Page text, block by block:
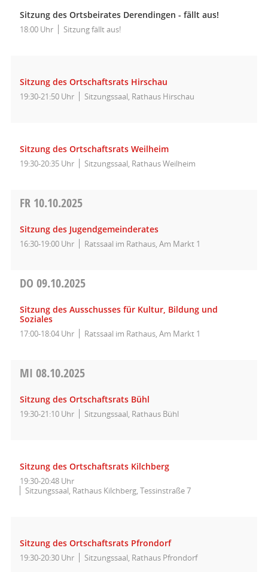
Sitzung des Ortsbeirates Derendingen - fällt aus!
18:00 Uhr Sitzung fällt aus!
Sitzung des Ortschaftsrats Hirschau
19:30-21:50 Uhr Sitzungssaal, Rathaus Hirschau
Sitzung des Ortschaftsrats Weilheim
19:30-20:35 Uhr Sitzungssaal, Rathaus Weilheim
FR 10.10.2025
Sitzung des Jugendgemeinderates
16:30-19:00 Uhr Ratssaal im Rathaus, Am Markt 1
DO 09.10.2025
Sitzung des Ausschusses für Kultur, Bildung und
Soziales
17:00-18:04 Uhr Ratssaal im Rathaus, Am Markt 1
MI 08.10.2025
Sitzung des Ortschaftsrats Bühl
19:30-21:10 Uhr Sitzungssaal, Rathaus Bühl
Sitzung des Ortschaftsrats Kilchberg
19:30-20:48 Uhr
Sitzungssaal, Rathaus Kilchberg, Tessinstraße 7
Sitzung des Ortschaftsrats Pfrondorf
19:30-20:30 Uhr Sitzungssaal, Rathaus Pfrondorf